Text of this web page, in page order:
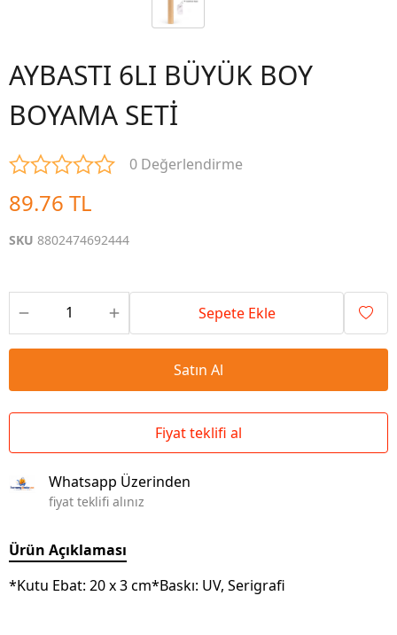
AYBASTI 6LI BÜYÜK BOY
BOYAMA SETİ
0 Değerlendirme
89.76 TL
SKU 8802474692444
Sepete Ekle
Satın Al
Fiyat teklifi al
Whatsapp Üzerinden
fiyat teklifi alınız
Ürün Açıklaması
*Kutu Ebat: 20 x 3 cm*Baskı: UV, Serigrafi